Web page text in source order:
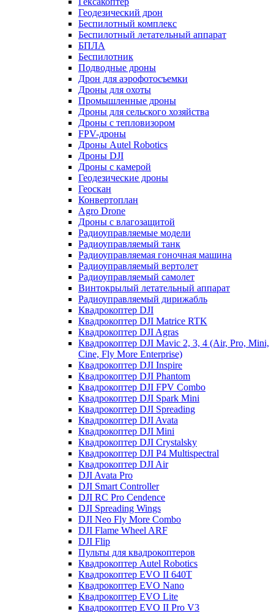
Геодезический дрон
Беспилотный комплекс
Беспилотный летательный аппарат
БПЛА
Беспилотник
Подводные дроны
Дрон для аэрофотосъемки
Дроны для охоты
Промышленные дроны
Дроны для сельского хозяйства
Дроны с тепловизором
FPV-дроны
Дроны Autel Robotics
Дроны DJI
Дроны с камерой
Геодезические дроны
Геоскан
Конвертоплан
Agro Drone
Дроны с влагозащитой
Радиоуправляемые модели
Радиоуправляемый танк
Радиоуправляемая гоночная машина
Радиоуправляемый вертолет
Радиоуправляемый самолет
Винтокрылый летательный аппарат
Радиоуправляемый дирижабль
Квадрокоптер DJI
Квадрокоптер DJI Matrice RTK
Квадрокоптер DJI Agras
Квадрокоптер DJI Mavic 2, 3, 4 (Air, Pro, Mini,
Cine, Fly More Enterprise)
Квадрокоптер DJI Inspire
Квадрокоптер DJI Phantom
Квадрокоптер DJI FPV Combo
Квадрокоптер DJI Spark Mini
Квадрокоптер DJI Spreading
Квадрокоптер DJI Avata
Квадрокоптер DJI Mini
Квадрокоптер DJI Crystalsky
Квадрокоптер DJI P4 Multispectral
Квадрокоптер DJI Air
DJI Avata Pro
DJI Smart Controller
DJI RC Pro Cendence
DJI Spreading Wings
DJI Neo Fly More Combo
DJI Flame Wheel ARF
DJI Flip
Пульты для квадрокоптеров
Квадрокоптер Autel Robotics
Квадрокоптер EVO II 640T
Квадрокоптер EVO Nano
Квадрокоптер EVO Lite
Квадрокоптер EVO II Pro V3